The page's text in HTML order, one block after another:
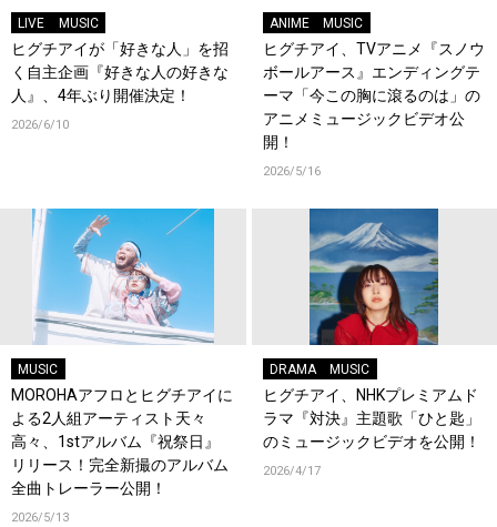
LIVE MUSIC
ヒグチアイが「好きな人」を招
く自主企画『好きな人の好きな
人』、4年ぶり開催決定！
2026/6/10
ANIME MUSIC
ヒグチアイ、TVアニメ『スノウ
ボールアース』エンディングテ
ーマ「今この胸に滾るのは」の
アニメミュージックビデオ公
開！
2026/5/16
MUSIC
MOROHAアフロとヒグチアイに
よる2人組アーティスト天々
高々、1stアルバム『祝祭日』
リリース！完全新撮のアルバム
全曲トレーラー公開！
2026/5/13
DRAMA MUSIC
ヒグチアイ、NHKプレミアムド
ラマ『対決』主題歌「ひと匙」
のミュージックビデオを公開！
2026/4/17